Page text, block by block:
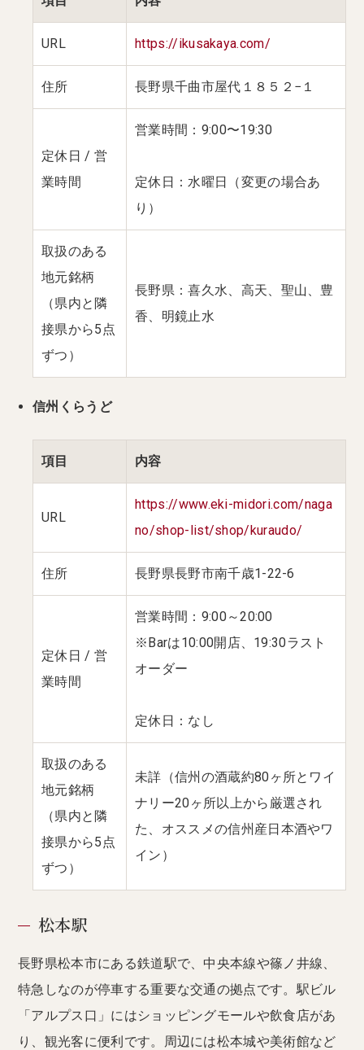
URL https://ikusakaya.com/
住所 長野県千曲市屋代１８５２−１
定休日 / 営
業時間
営業時間：9:00〜19:30
定休日：水曜日（変更の場合あ
り）
取扱のある
地元銘柄
（県内と隣
接県から5点
ずつ）
長野県：喜久水、高天、聖山、豊
香、明鏡止水
信州くらうど
項目 内容
URL
https://www.eki-midori.com/naga
no/shop-list/shop/kuraudo/
住所 長野県長野市南千歳1-22-6
定休日 / 営
業時間
営業時間：9:00～20:00
※Barは10:00開店、19:30ラスト
オーダー
定休日：なし
取扱のある
地元銘柄
（県内と隣
接県から5点
ずつ）
未詳（信州の酒蔵約80ヶ所とワイ
ナリー20ヶ所以上から厳選され
た、オススメの信州産日本酒やワ
イン）
松本駅
長野県松本市にある鉄道駅で、中央本線や篠ノ井線、
特急しなのが停車する重要な交通の拠点です。駅ビル
「アルプス口」にはショッピングモールや飲食店があ
り、観光客に便利です。周辺には松本城や美術館など